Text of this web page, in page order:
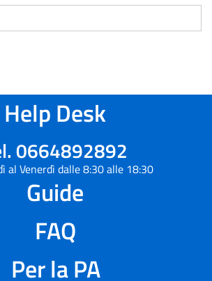
Help Desk
0664892892
al Venerdì dalle 8:30 alle 18:30
Guide
FAQ
Per la PA